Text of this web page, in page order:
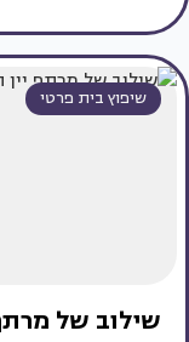
שיפוץ בית פרטי
שילוב של